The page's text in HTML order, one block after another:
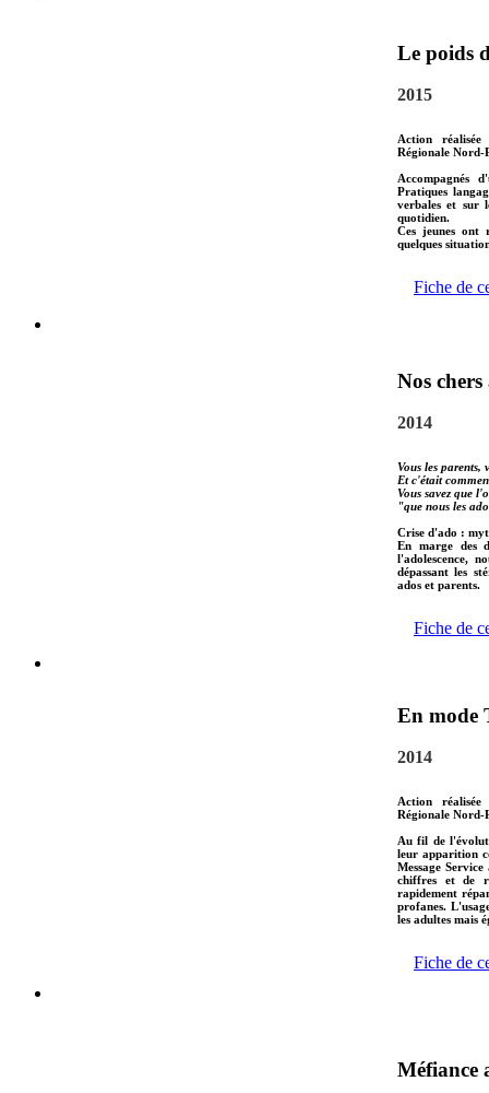
Le poids
2015
Action
Régionale Nord-
Accompagnés
Pratiques
verbales et sur
quotidien.
Ces jeunes ont
quelques
Fiche de
Nos chers
2014
Vous les
Et c'était
Vous savez que
"que nous les
Crise d'ado :
En marge des
l'adolescence,
dépassant les
ados et parents.
Fiche de
En mode
2014
Action
Régionale Nord-
Au fil de
leur apparition
Message
chiffres et de
rapidement
profanes.
les adultes mais
Fiche de
Méfiance